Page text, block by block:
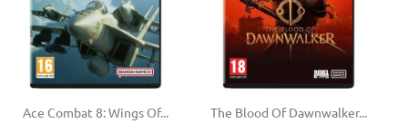
Ace Combat 8: Wings Of... The Blood Of Dawnwalker...